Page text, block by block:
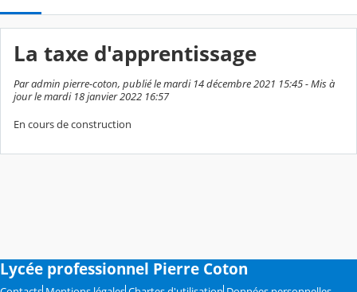
La taxe d'apprentissage
Par admin pierre-coton, publié le mardi 14 décembre 2021 15:45 - Mis à
jour le mardi 18 janvier 2022 16:57
En cours de construction
Lycée professionnel Pierre Coton